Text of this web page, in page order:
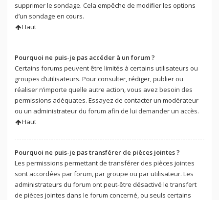
supprimer le sondage. Cela empêche de modifier les options
d’un sondage en cours.
Haut
Pourquoi ne puis-je pas accéder à un forum ?
Certains forums peuvent être limités à certains utilisateurs ou
groupes d’utilisateurs. Pour consulter, rédiger, publier ou
réaliser n’importe quelle autre action, vous avez besoin des
permissions adéquates. Essayez de contacter un modérateur
ou un administrateur du forum afin de lui demander un accès.
Haut
Pourquoi ne puis-je pas transférer de pièces jointes ?
Les permissions permettant de transférer des pièces jointes
sont accordées par forum, par groupe ou par utilisateur. Les
administrateurs du forum ont peut-être désactivé le transfert
de pièces jointes dans le forum concerné, ou seuls certains